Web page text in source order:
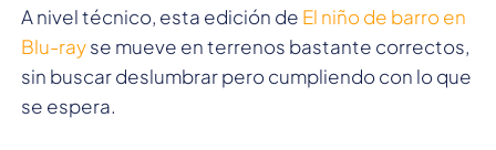
A nivel técnico, esta edición de El niño de barro en
Blu-rayse mueve en terrenos bastante correctos,
sin buscar deslumbrar pero cumpliendo con lo que
se espera.